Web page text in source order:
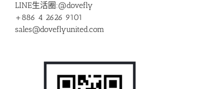
LINE生活圈:@dovefly
+886 4 2626 9101
sales@doveflyunited.com